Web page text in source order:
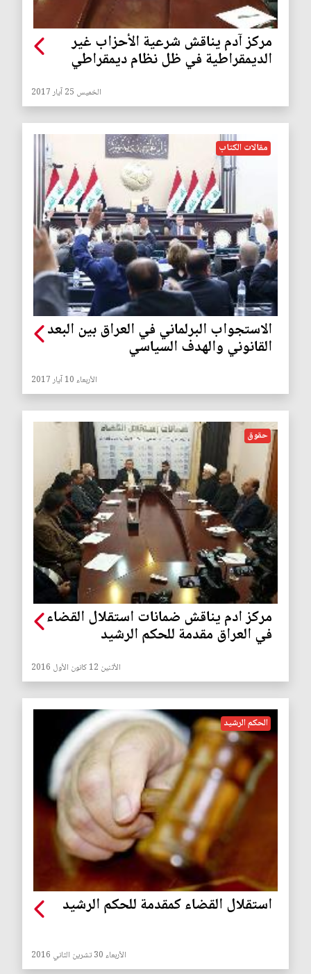
مركز آدم يناقش شرعية الأحزاب غير
الديمقراطية في ظل نظام ديمقراطي
الخميس 25 آيار 2017
مقالات الكتاب
الاستجواب البرلماني في العراق بين البعد
القانوني والهدف السياسي
الأربعاء 10 آيار 2017
حقوق
مركز ادم يناقش ضمانات استقلال القضاء
في العراق مقدمة للحكم الرشيد
الأثنين 12 كانون الأول 2016
الحكم الرشيد
استقلال القضاء كمقدمة للحكم الرشيد
الأربعاء 30 تشرين الثاني 2016